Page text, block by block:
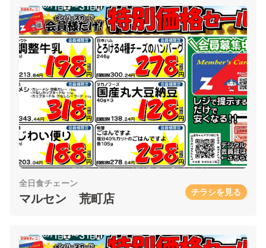
全日食チェーン
マルセン 荒町店 チラシを見る